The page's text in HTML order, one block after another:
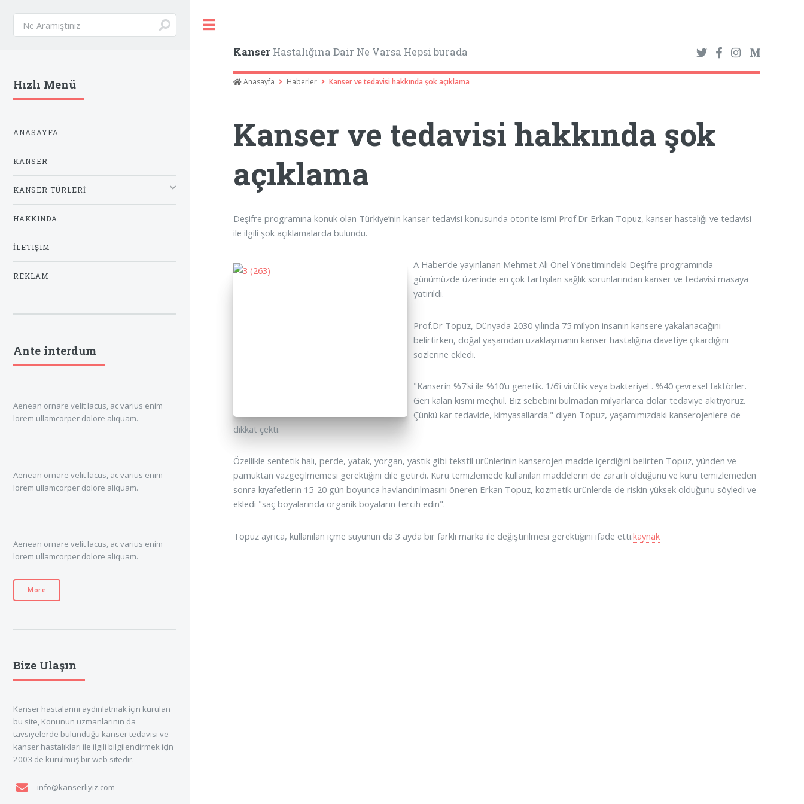
Kanser Hastalığına Dair Ne Varsa Hepsi burada
Anasayfa Haberler Kanser ve tedavisi hakkında şok açıklama
Kanser ve tedavisi hakkında şok
açıklama
Deşifre programına konuk olan Türkiye’nin kanser tedavisi konusunda otorite ismi Prof.Dr Erkan Topuz, kanser hastalığı ve tedavisi
ile ilgili şok açıklamalarda bulundu.
A Haber’de yayınlanan Mehmet Ali Önel Yönetimindeki Deşifre programında
günümüzde üzerinde en çok tartışılan sağlık sorunlarından kanser ve tedavisi masaya
yatırıldı.
Prof.Dr Topuz, Dünyada 2030 yılında 75 milyon insanın kansere yakalanacağını
belirtirken, doğal yaşamdan uzaklaşmanın kanser hastalığına davetiye çıkardığını
sözlerine ekledi.
"Kanserin %7’si ile %10’u genetik. 1/6’i virütik veya bakteriyel . %40 çevresel faktörler.
Geri kalan kısmı meçhul. Biz sebebini bulmadan milyarlarca dolar tedaviye akıtıyoruz.
Çünkü kar tedavide, kimyasallarda." diyen Topuz, yaşamımızdaki kanserojenlere de
dikkat çekti.
Özellikle sentetik halı, perde, yatak, yorgan, yastık gibi tekstil ürünlerinin kanserojen madde içerdiğini belirten Topuz, yünden ve
pamuktan vazgeçilmemesi gerektiğini dile getirdi. Kuru temizlemede kullanılan maddelerin de zararlı olduğunu ve kuru temizlemeden
sonra kıyafetlerin 15-20 gün boyunca havlandırılmasını öneren Erkan Topuz, kozmetik ürünlerde de riskin yüksek olduğunu söyledi ve
ekledi "saç boyalarında organik boyaların tercih edin".
Topuz ayrıca, kullanılan içme suyunun da 3 ayda bir farklı marka ile değiştirilmesi gerektiğini ifade etti.kaynak
Hızlı Menü
ANASAYFA
KANSER
KANSER TÜRLERİ
HAKKINDA
İLETIŞIM
REKLAM
Ante interdum
Aenean ornare velit lacus, ac varius enim
lorem ullamcorper dolore aliquam.
Aenean ornare velit lacus, ac varius enim
lorem ullamcorper dolore aliquam.
Aenean ornare velit lacus, ac varius enim
lorem ullamcorper dolore aliquam.
More
Bize Ulaşın
Kanser hastalarını aydınlatmak için kurulan
bu site, Konunun uzmanlarının da
tavsiyelerde bulunduğu kanser tedavisi ve
kanser hastalıkları ile ilgili bilgilendirmek için
2003'de kurulmuş bir web sitedir.
info@kanserliyiz.com